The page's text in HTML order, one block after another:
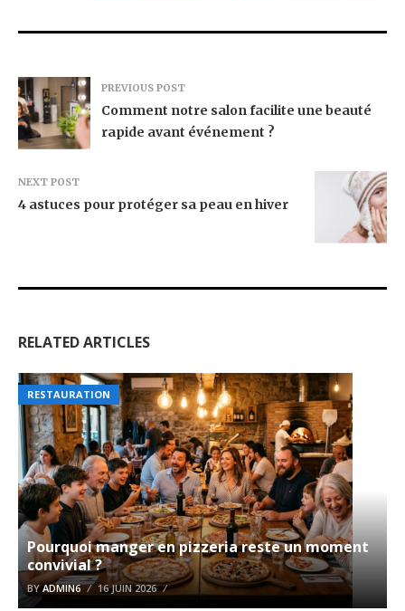
PREVIOUS POST
Comment notre salon facilite une beauté
rapide avant événement ?
NEXT POST
4 astuces pour protéger sa peau en hiver
RELATED ARTICLES
RESTAURATION
Pourquoi manger en pizzeria reste un moment
convivial ?
BYADMIN6 16 JUIN 2026